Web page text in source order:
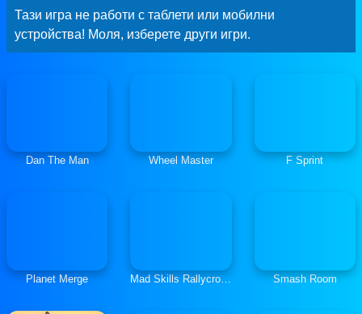
Тази игра не работи с таблети или мобилни
устройства! Моля, изберете други игри.
Dan The Man Wheel Master F Sprint
Planet Merge Mad Skills Rallycross Smash Room